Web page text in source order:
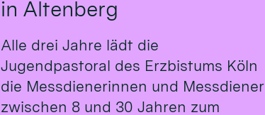
in Altenberg
Alle drei Jahre lädt die
Jugendpastoral des Erzbistums Köln
die Messdienerinnen und Messdiener
zwischen 8 und 30 Jahren zum